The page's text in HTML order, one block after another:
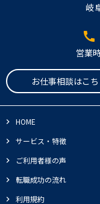
岐
call
営業
お仕事相談はこち
HOME
サービス・特徴
ご利用者様の声
転職成功の流れ
利用規約